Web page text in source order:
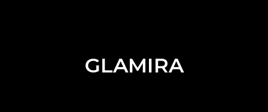
GLAMIRA